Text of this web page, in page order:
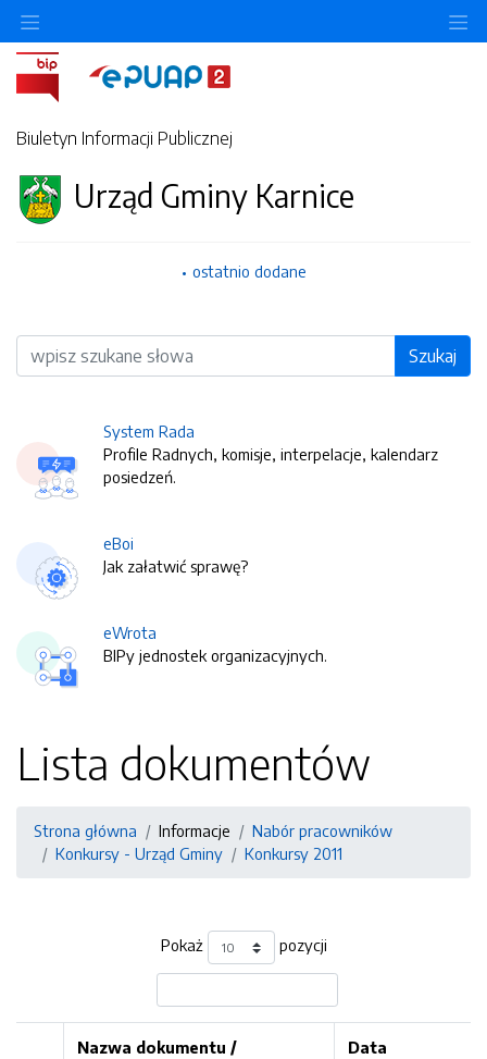
Biuletyn Informacji Publicznej
Urząd Gminy Karnice
ostatnio dodane
Wyszukiwarka Szukaj
System Rada
Profile Radnych, komisje, interpelacje, kalendarz
posiedzeń.
eBoi
Jak załatwić sprawę?
eWrota
BIPy jednostek organizacyjnych.
Lista dokumentów
Strona główna Informacje
Nabór pracowników
Konkursy - Urząd Gminy
Konkursy 2011
Pokaż pozycji
Nazwa dokumentu /
Data